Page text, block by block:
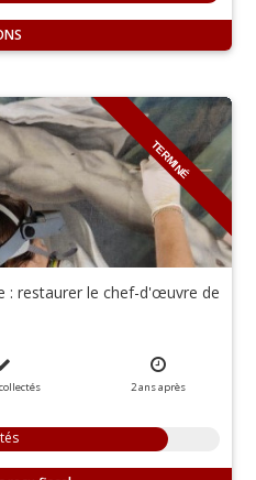
TERMINÉ
: restaurer le chef-d'œuvre de
collectés 2ansaprès